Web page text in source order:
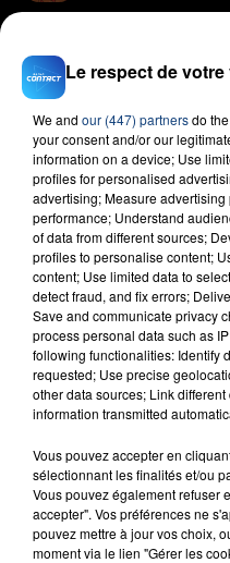
FIL D'ACTU
23 juillet 2026
INCENDIE MORTEL
SON BÉBÉ ENTRE
Un homme s'est
aspergé sa compagne
d'un liquide
Le respect de
We and our (447) partnersdo
your consent and/or our
information on a device; Use
profiles for personalised
advertising; Measure
performance; Understand
of data from different sources;
profiles to personalise content;
content; Use limited data to
detect fraud, and fix errors;
Save and communicate privacy
process personal data such as
following functionalities: Identify
requested; Use precise
other data sources; Link
information transmitted
Vous pouvez accepter en
sélectionnant les finalités et/ou
Vous pouvez également refuser
accepter". Vos préférences ne
pouvez mettre à jour vos choix,
moment via le lien "Gérer les